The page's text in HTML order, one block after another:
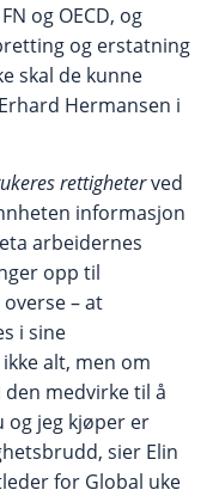
og OECD, og
og erstatning
skal de kunne
Hermansen i
rettigheterved
informasjon
arbeidernes
opp til
– at
i sine
alt, men om
medvirke til å
og jeg kjøper er
sier Elin
for Global uke